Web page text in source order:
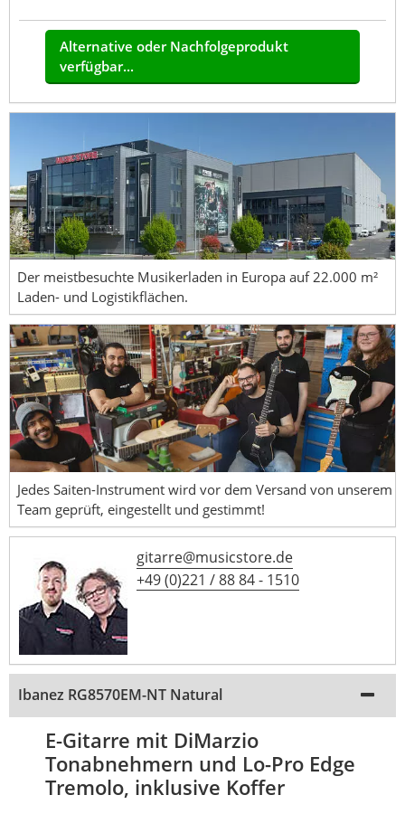
Alternative oder Nachfolgeprodukt
verfügbar...
Der meistbesuchte Musikerladen in Europa auf 22.000 m²
Laden- und Logistikflächen.
Jedes Saiten-Instrument wird vor dem Versand von unserem
Team geprüft, eingestellt und gestimmt!
gitarre@musicstore.de
+49 (0)221 / 88 84 - 1510
Ibanez RG8570EM-NT Natural
E-Gitarre mit DiMarzio
Tonabnehmern und Lo-Pro Edge
Tremolo, inklusive Koffer